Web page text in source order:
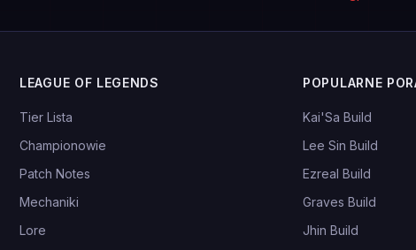
LEAGUE OF LEGENDS
Tier Lista
Championowie
Patch Notes
Mechaniki
Lore
POPULARNE
Kai'Sa Build
Lee Sin Build
Ezreal Build
Graves Build
Jhin Build